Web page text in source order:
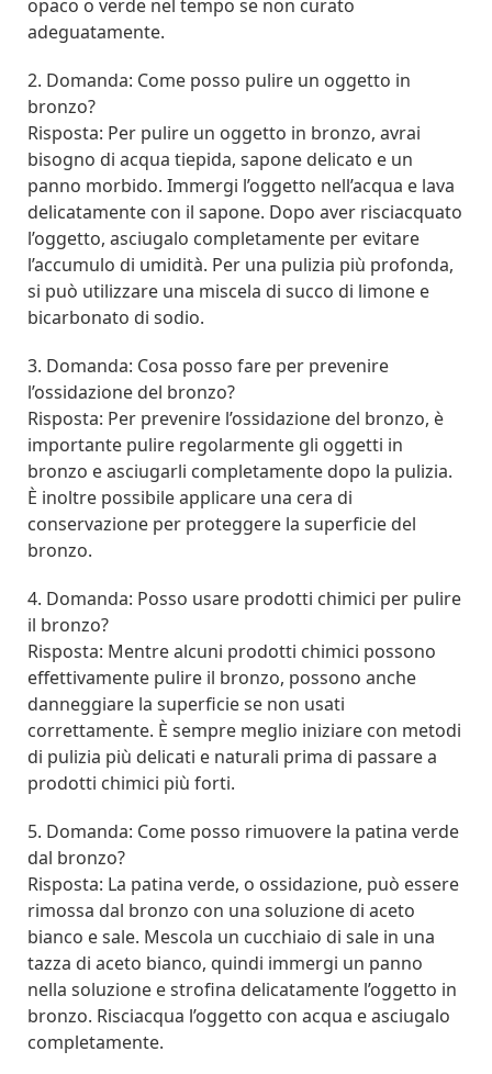
opaco o verde nel tempo se non curato
adeguatamente.
2. Domanda: Come posso pulire un oggetto in
bronzo?
Risposta: Per pulire un oggetto in bronzo, avrai
bisogno di acqua tiepida, sapone delicato e un
panno morbido. Immergi l’oggetto nell’acqua e lava
delicatamente con il sapone. Dopo aver risciacquato
l’oggetto, asciugalo completamente per evitare
l’accumulo di umidità. Per una pulizia più profonda,
si può utilizzare una miscela di succo di limone e
bicarbonato di sodio.
3. Domanda: Cosa posso fare per prevenire
l’ossidazione del bronzo?
Risposta: Per prevenire l’ossidazione del bronzo, è
importante pulire regolarmente gli oggetti in
bronzo e asciugarli completamente dopo la pulizia.
È inoltre possibile applicare una cera di
conservazione per proteggere la superficie del
bronzo.
4. Domanda: Posso usare prodotti chimici per pulire
il bronzo?
Risposta: Mentre alcuni prodotti chimici possono
effettivamente pulire il bronzo, possono anche
danneggiare la superficie se non usati
correttamente. È sempre meglio iniziare con metodi
di pulizia più delicati e naturali prima di passare a
prodotti chimici più forti.
5. Domanda: Come posso rimuovere la patina verde
dal bronzo?
Risposta: La patina verde, o ossidazione, può essere
rimossa dal bronzo con una soluzione di aceto
bianco e sale. Mescola un cucchiaio di sale in una
tazza di aceto bianco, quindi immergi un panno
nella soluzione e strofina delicatamente l’oggetto in
bronzo. Risciacqua l’oggetto con acqua e asciugalo
completamente.